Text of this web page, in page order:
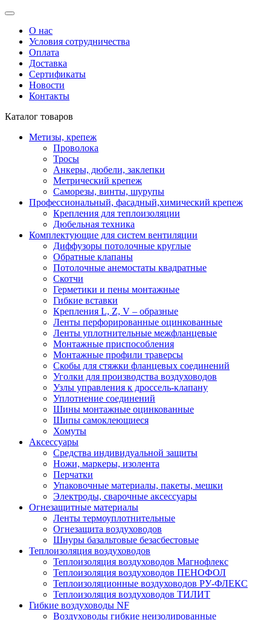
О нас
Условия сотрудничества
Оплата
Доставка
Сертификаты
Новости
Контакты
Каталог товаров
Метизы, крепеж
Проволока
Тросы
Анкеры, дюбели, заклепки
Метрический крепеж
Саморезы, винты, шурупы
Профессиональный, фасадный,химический крепеж
Крепления для теплоизоляции
Дюбельная техника
Комплектующие для систем вентиляции
Диффузоры потолочные круглые
Обратные клапаны
Потолочные анемостаты квадратные
Скотчи
Герметики и пены монтажные
Гибкие вставки
Крепления L, Z, V – образные
Ленты перфорированные оцинкованные
Ленты уплотнительные межфланцевые
Монтажные приспособления
Монтажные профили траверсы
Скобы для стяжки фланцевых соединений
Уголки для производства воздуховодов
Узлы управления к дроссель-клапану
Уплотнение соединений
Шины монтажные оцинкованные
Шипы самоклеющиеся
Хомуты
Аксессуары
Средства индивидуальной защиты
Ножи, маркеры, изолента
Перчатки
Упаковочные материалы, пакеты, мешки
Электроды, сварочные аксессуары
Огнезащитные материалы
Ленты термоуплотнительные
Огнезащита воздуховодов
Шнуры базальтовые безасбестовые
Теплоизоляция воздуховодов
Теплоизоляция воздуховодов Магнофлекс
Теплоизоляция воздуховодов ПЕНОФОЛ
Теплоизоляционные воздуховодов РУ-ФЛЕКС
Теплоизоляция воздуховодов ТИЛИТ
Гибкие воздуховоды NF
Воздуховоды гибкие неизолированные